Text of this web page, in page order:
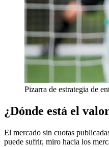
Pizarra de estrategia de
¿Dónde está el
El mercado sin cuotas
puede sufrir, miro hacia los